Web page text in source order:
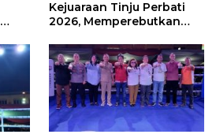
Kejuaraan Tinju Perbati
2026, Memperebutkan